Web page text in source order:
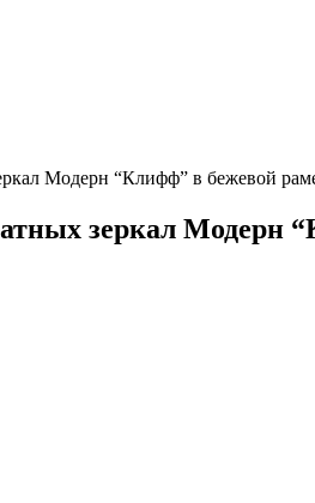
Модерн “Клифф” в бежевой
зеркал Модерн